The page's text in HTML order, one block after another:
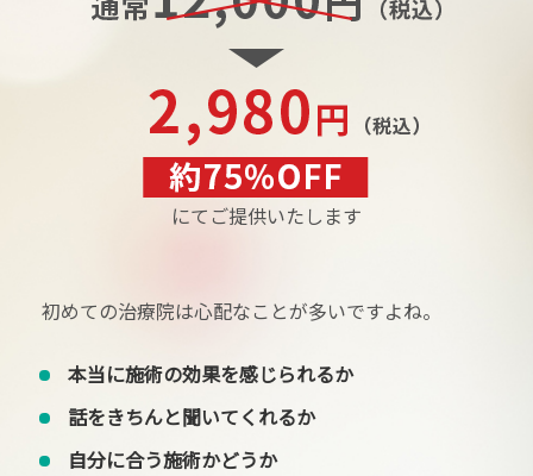
にてご提供いたします
初めての治療院は心配なことが多いですよね。
本当に施術の効果を感じられるか
話をきちんと聞いてくれるか
自分に合う施術かどうか